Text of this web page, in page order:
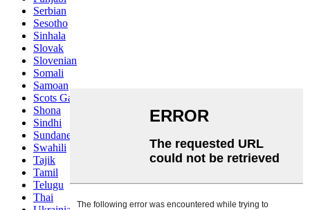
Serbian
Sesotho
Sinhala
Slovak
Slovenian
Somali
Samoan
Scots Gaelic
Shona
Sindhi
Sundanese
Swahili
Tajik
Tamil
Telugu
Thai